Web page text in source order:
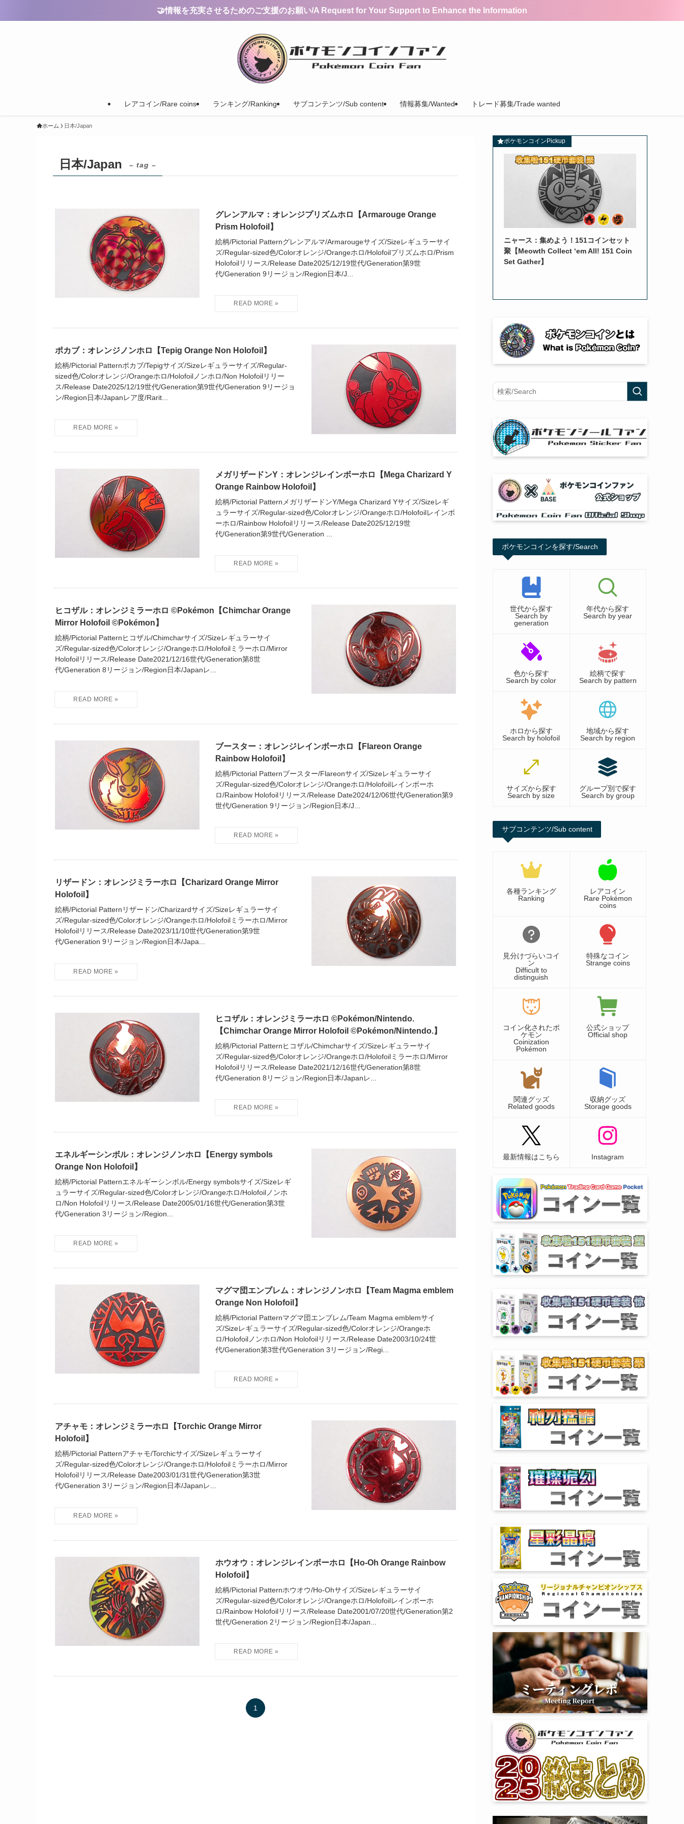
🤝情報を充実させるためのご支援のお願い/A Request for Your Support to Enhance the Information
レアコイン/Rare coins ランキング/Ranking サブコンテンツ/Sub content 情報募集/Wanted トレード募集/Trade wanted
ホーム 日本/Japan
日本/Japan – tag –
グレンアルマ：オレンジプリズムホロ【Armarouge Orange
Prism Holofoil】
絵柄/Pictorial Patternグレンアルマ/Armarougeサイズ/Sizeレギュラーサイ
ズ/Regular-sized色/Colorオレンジ/Orangeホロ/Holofoilプリズムホロ/Prism
Holofoilリリース/Release Date2025/12/19世代/Generation第9世
代/Generation 9リージョン/Region日本/J...
ポカブ：オレンジノンホロ【Tepig Orange Non Holofoil】
絵柄/Pictorial Patternポカブ/Tepigサイズ/Sizeレギュラーサイズ/Regular-
sized色/Colorオレンジ/Orangeホロ/Holofoilノンホロ/Non Holofoilリリー
ス/Release Date2025/12/19世代/Generation第9世代/Generation 9リージョ
ン/Region日本/Japanレア度/Rarit...
メガリザードンY：オレンジレインボーホロ【Mega Charizard Y
Orange Rainbow Holofoil】
絵柄/Pictorial PatternメガリザードンY/Mega Charizard Yサイズ/Sizeレギ
ュラーサイズ/Regular-sized色/Colorオレンジ/Orangeホロ/Holofoilレインボ
ーホロ/Rainbow Holofoilリリース/Release Date2025/12/19世
代/Generation第9世代/Generation ...
ヒコザル：オレンジミラーホロ ©Pokémon【Chimchar Orange
Mirror Holofoil ©Pokémon】
絵柄/Pictorial Patternヒコザル/Chimcharサイズ/Sizeレギュラーサイ
ズ/Regular-sized色/Colorオレンジ/Orangeホロ/Holofoilミラーホロ/Mirror
Holofoilリリース/Release Date2021/12/16世代/Generation第8世
代/Generation 8リージョン/Region日本/Japanレ...
ブースター：オレンジレインボーホロ【Flareon Orange
Rainbow Holofoil】
絵柄/Pictorial Patternブースター/Flareonサイズ/Sizeレギュラーサイ
ズ/Regular-sized色/Colorオレンジ/Orangeホロ/Holofoilレインボーホ
ロ/Rainbow Holofoilリリース/Release Date2024/12/06世代/Generation第9
世代/Generation 9リージョン/Region日本/J...
リザードン：オレンジミラーホロ【Charizard Orange Mirror
Holofoil】
絵柄/Pictorial Patternリザードン/Charizardサイズ/Sizeレギュラーサイ
ズ/Regular-sized色/Colorオレンジ/Orangeホロ/Holofoilミラーホロ/Mirror
Holofoilリリース/Release Date2023/11/10世代/Generation第9世
代/Generation 9リージョン/Region日本/Japa...
ヒコザル：オレンジミラーホロ ©Pokémon/Nintendo.
【Chimchar Orange Mirror Holofoil ©Pokémon/Nintendo.】
絵柄/Pictorial Patternヒコザル/Chimcharサイズ/Sizeレギュラーサイ
ズ/Regular-sized色/Colorオレンジ/Orangeホロ/Holofoilミラーホロ/Mirror
Holofoilリリース/Release Date2021/12/16世代/Generation第8世
代/Generation 8リージョン/Region日本/Japanレ...
エネルギーシンボル：オレンジノンホロ【Energy symbols
Orange Non Holofoil】
絵柄/Pictorial Patternエネルギーシンボル/Energy symbolsサイズ/Sizeレギ
ュラーサイズ/Regular-sized色/Colorオレンジ/Orangeホロ/Holofoilノンホ
ロ/Non Holofoilリリース/Release Date2005/01/16世代/Generation第3世
代/Generation 3リージョン/Region...
マグマ団エンブレム：オレンジノンホロ【Team Magma emblem
Orange Non Holofoil】
絵柄/Pictorial Patternマグマ団エンブレム/Team Magma emblemサイ
ズ/Sizeレギュラーサイズ/Regular-sized色/Colorオレンジ/Orangeホ
ロ/Holofoilノンホロ/Non Holofoilリリース/Release Date2003/10/24世
代/Generation第3世代/Generation 3リージョン/Regi...
アチャモ：オレンジミラーホロ【Torchic Orange Mirror
Holofoil】
絵柄/Pictorial Patternアチャモ/Torchicサイズ/Sizeレギュラーサイ
ズ/Regular-sized色/Colorオレンジ/Orangeホロ/Holofoilミラーホロ/Mirror
Holofoilリリース/Release Date2003/01/31世代/Generation第3世
代/Generation 3リージョン/Region日本/Japanレ...
ホウオウ：オレンジレインボーホロ【Ho-Oh Orange Rainbow
Holofoil】
絵柄/Pictorial Patternホウオウ/Ho-Ohサイズ/Sizeレギュラーサイ
ズ/Regular-sized色/Colorオレンジ/Orangeホロ/Holofoilレインボーホ
ロ/Rainbow Holofoilリリース/Release Date2001/07/20世代/Generation第2
世代/Generation 2リージョン/Region日本/Japan...
1
ポケモンコインPickup
ニャース：集めよう！151コインセット
聚【Meowth Collect ‘em All! 151 Coin
Set Gather】
ポケモンコインを探す/Search
世代から探す
Search by
generation
年代から探す
Search by year
色から探す
Search by color
絵柄で探す
Search by pattern
ホロから探す
Search by holofoil
地域から探す
Search by region
サイズから探す
Search by size
グループ別で探す
Search by group
サブコンテンツ/Sub content
各種ランキング
Ranking
レアコイン
Rare Pokémon
coins
見分けづらいコイ
ン
Difficult to
distinguish
特殊なコイン
Strange coins
コイン化されたポ
ケモン
Coinization
Pokémon
公式ショップ
Official shop
関連グッズ
Related goods
収納グッズ
Storage goods
最新情報はこちら Instagram